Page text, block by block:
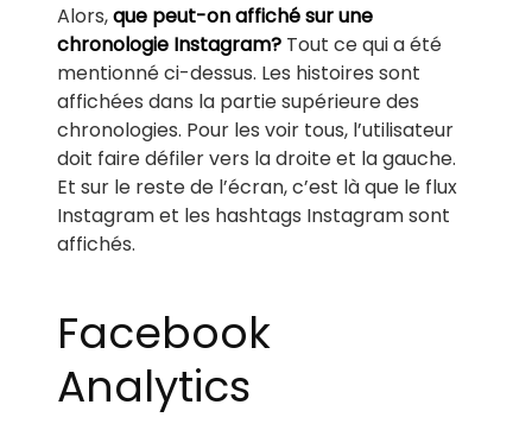
Alors,que peut-on affiché sur une
chronologie Instagram? Tout ce qui a été
mentionné ci-dessus. Les histoires sont
affichées dans la partie supérieure des
chronologies. Pour les voir tous, l’utilisateur
doit faire défiler vers la droite et la gauche.
Et sur le reste de l’écran, c’est là que le flux
Instagram et les hashtags Instagram sont
affichés.
Facebook
Analytics